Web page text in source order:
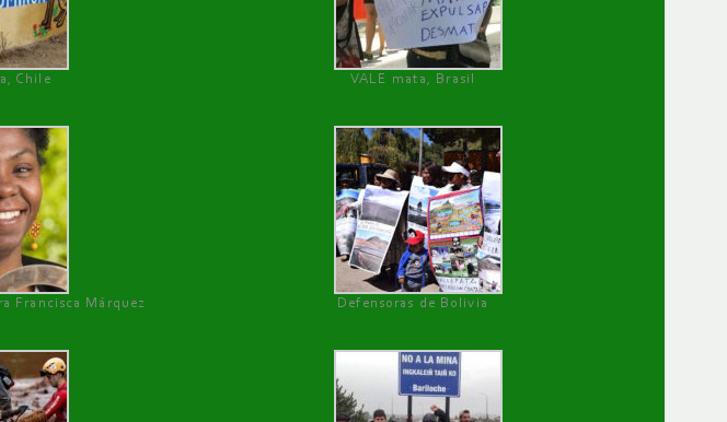
Chile
VALE mata, Brasil
Francisca Márquez Defensoras de Bolivia